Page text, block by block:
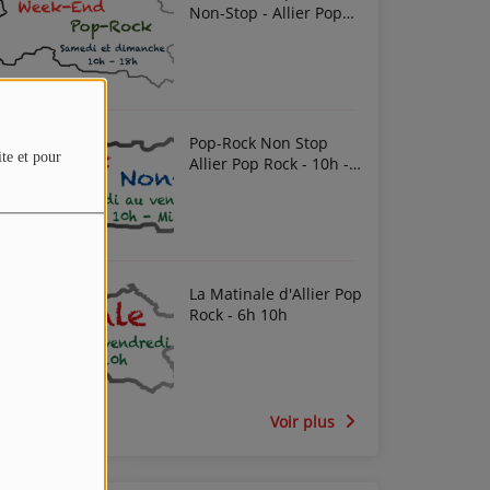
et pour
Non-Stop - Allier Pop
Pop-Rock Non Stop
Allier Pop Rock - 10h -
La Matinale d'Allier Pop
Rock - 6h 10h
Voir plus